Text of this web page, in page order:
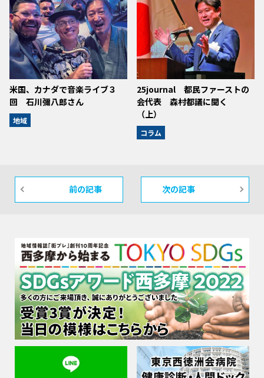
米国、カナダで音楽ライブ３
回 石川彌八郎さん
地域
25journal 都民ファーストの
会代表 森村都議に聞く
（上）
コラム
前の記事 次の記事